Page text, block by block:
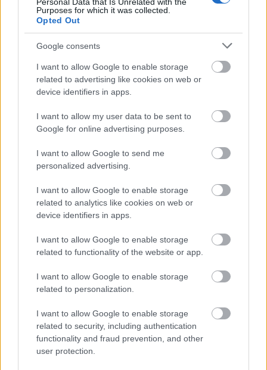
Purposes for which it was collected.
Opted Out
Google consents
I want to allow Google to enable storage
related to advertising like cookies on web or
device identifiers in apps.
I want to allow my user data to be sent to
Google for online advertising purposes.
I want to allow Google to send me
personalized advertising.
I want to allow Google to enable storage
related to analytics like cookies on web or
device identifiers in apps.
I want to allow Google to enable storage
related to functionality of the website or app.
I want to allow Google to enable storage
related to personalization.
I want to allow Google to enable storage
related to security, including authentication
functionality and fraud prevention, and other
user protection.
ΔΙΑΒΑΣΕ ΑΚΟΜΗ:
Η viral ανάρτηση που εξηγεί σε 312 λέξεις πως το
«ανθρώπινο λάθος» δεν είναι η απάντηση για την
τραγωδία στα Τέμπη
Τραγωδία στα Τέμπη: Καταγγελία ότι την ώρα του